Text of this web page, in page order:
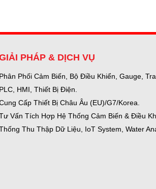
PHÁP & DỊCH VỤ
Phân Phối Cảm Biến, Bộ Điều Khiển, Gauge,
PLC, HMI, Thiết Bị Điện.
Cấp Thiết Bị Châu Âu (EU)/G7/Korea.
Vấn Tích Hợp Hệ Thống Cảm Biến & Điều
Thu Thập Dữ Liệu, IoT System, Water